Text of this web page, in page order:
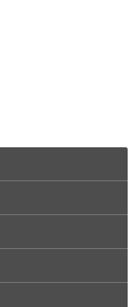
очистки гриля
отделена от
комфортной.